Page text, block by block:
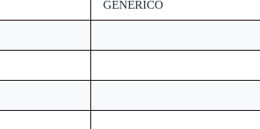
GENERICO